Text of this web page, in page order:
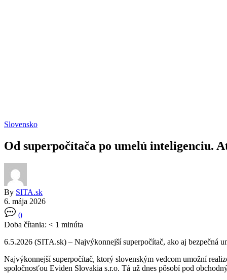
Slovensko
Od superpočítača po umelú inteligenciu.
By SITA.sk
6. mája 2026
0
Doba čítania: < 1 minúta
6.5.2026 (SITA.sk) – Najvýkonnejší superpočítač, ako aj bezpečná
Najvýkonnejší superpočítač, ktorý slovenským vedcom umožní
spoločnosťou Eviden Slovakia s.r.o. Tá už dnes pôsobí pod